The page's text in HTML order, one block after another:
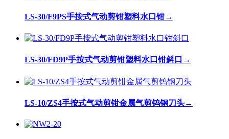
LS-30/F9PS手按式气动剪钳塑料水口钳→
LS-30/FD9P手按式气动剪钳塑料水口钳斜口 →
LS-10/ZS4手按式气动剪钳金属气剪钨钢刀头→